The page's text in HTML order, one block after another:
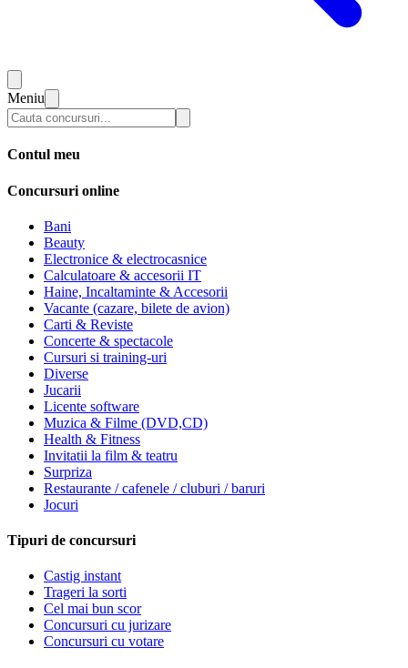
Meniu
Contul meu
Concursuri online
Bani
Beauty
Electronice & electrocasnice
Calculatoare & accesorii IT
Haine, Incaltaminte & Accesorii
Vacante (cazare, bilete de avion)
Carti & Reviste
Concerte & spectacole
Cursuri si training-uri
Diverse
Jucarii
Licente software
Muzica & Filme (DVD,CD)
Health & Fitness
Invitatii la film & teatru
Surpriza
Restaurante / cafenele / cluburi / baruri
Jocuri
Tipuri de concursuri
Castig instant
Trageri la sorti
Cel mai bun scor
Concursuri cu jurizare
Concursuri cu votare